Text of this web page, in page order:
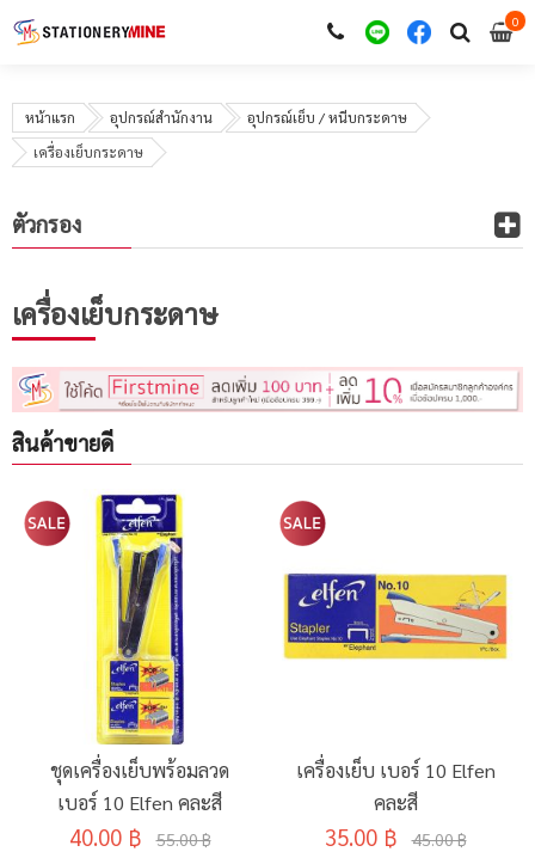
00
หน้าแรก อุปกรณ์สำนักงาน
อุปกรณ์เย็บ / หนีบกระดาษ
เครื่องเย็บกระดาษ
เครื่องเย็บกระดาษ
สินค้าขายดี
ชุดเครื่องเย็บพร้อมลวด
เบอร์ 10 Elfen คละสี
40.00 ฿ 55.00 ฿
เครื่องเย็บ เบอร์ 10 Elfen
คละสี
35.00 ฿ 45.00 ฿
ตัวกรอง